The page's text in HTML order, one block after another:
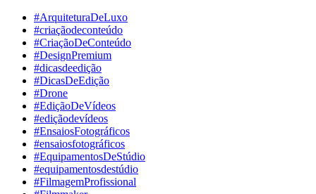
#ArquiteturaDeLuxo
#criaçãodeconteúdo
#CriaçãoDeConteúdo
#DesignPremium
#dicasdeedição
#DicasDeEdição
#Drone
#EdiçãoDeVídeos
#ediçãodevídeos
#EnsaiosFotográficos
#ensaiosfotográficos
#EquipamentosDeStúdio
#equipamentosdestúdio
#FilmagemProfissional